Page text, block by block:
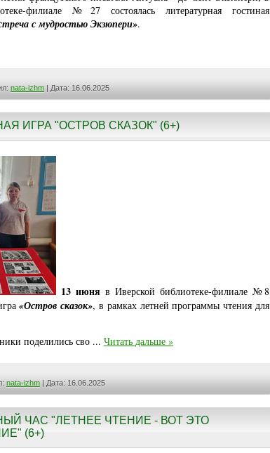
филиале №27 состоялась литературная гостиная
с мудростью Экзюпери».
nata-izhm Дата: 16.06.2025
ИГРА "ОСТРОВ СКАЗОК" (6+)
13 июня в Иверской библиотеке-филиале №8
«Остров сказок», в рамках летней программы чтения для
поделились сво ... Читать дальше »
nata-izhm Дата: 16.06.2025
ЧАС "ЛЕТНЕЕ ЧТЕНИЕ - ВОТ ЭТО
(6+)